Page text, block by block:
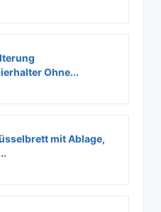
Ohne...
mit Ablage,